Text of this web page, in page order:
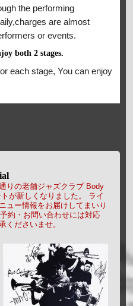
the performing
are almost
or events.
both 2 stages.
each stage, You can enjoy
りの老舗ジャズクラブ Body
が新しくなりました。
ライ
ュー情報をお届けしてまいり
約・お問い合わせには対応
くださいませ。